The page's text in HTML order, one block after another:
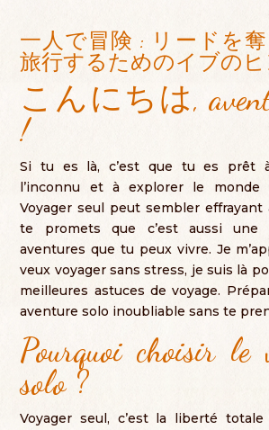
一人で冒険 : リードを
旅行するためのイブのヒ
こんにちは,
!
Si tu es là,c’est que tu es prêt
l’inconnu et à explorer le monde
Voyager seul peut sembler effrayant
te promets que c’est aussi une
aventures que tu peux vivre. Je
veux voyager sans stress, je suis là
meilleures astuces de voyage.
aventure solo inoubliable sans te
Pourquoi choisir le
solo?
Voyager seul, c’est la liberté totale